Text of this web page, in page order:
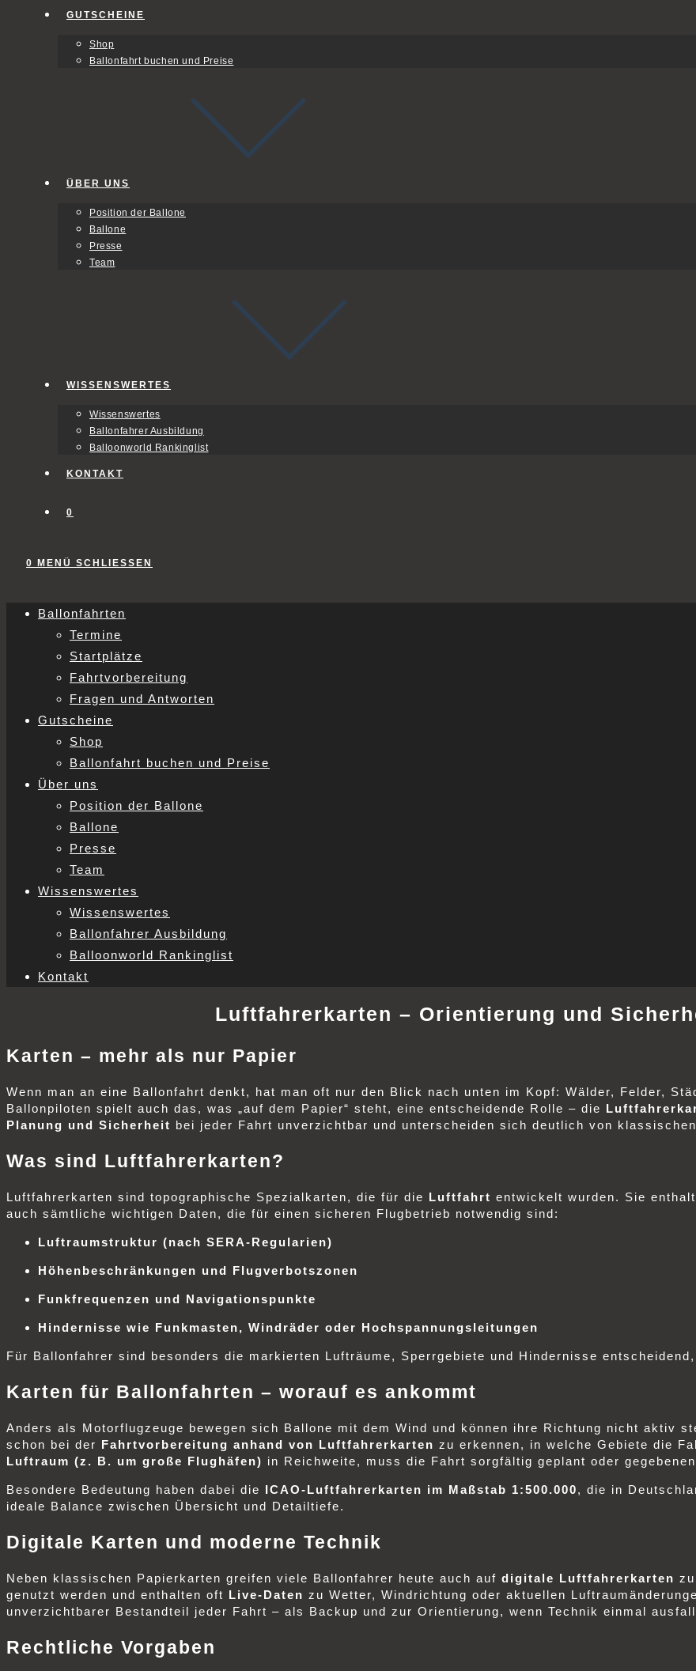
GUTSCHEINE
Shop
Ballonfahrt buchen und Preise
ÜBER UNS
Position der Ballone
Ballone
Presse
Team
WISSENSWERTES
Wissenswertes
Ballonfahrer Ausbildung
Balloonworld Rankinglist
KONTAKT
0
0 MENÜ SCHLIESSEN
Ballonfahrten
Termine
Startplätze
Fahrtvorbereitung
Fragen und Antworten
Gutscheine
Shop
Ballonfahrt buchen und Preise
Über uns
Position der Ballone
Ballone
Presse
Team
Wissenswertes
Wissenswertes
Ballonfahrer Ausbildung
Balloonworld Rankinglist
Kontakt
Luftfahrerkarten – Orientierung und
Karten – mehr als nur Papier
Wenn man an eine Ballonfahrt denkt, hat man oft nur den Blick nach unten im Kopf: Wälder, Felder,
Ballonpiloten spielt auch das, was „auf dem Papier“ steht, eine entscheidende Rolle – die
Planung und Sicherheit bei jeder Fahrt unverzichtbar und unterscheiden sich deutlich von
Was sind Luftfahrerkarten?
Luftfahrerkarten sind topographische Spezialkarten, die für die Luftfahrt entwickelt wurden. Sie
auch sämtliche wichtigen Daten, die für einen sicheren Flugbetrieb notwendig sind:
Luftraumstruktur (nach SERA-Regularien)
Höhenbeschränkungen und Flugverbotszonen
Funkfrequenzen und Navigationspunkte
Hindernisse wie Funkmasten, Windräder oder Hochspannungsleitungen
Für Ballonfahrer sind besonders die markierten Lufträume, Sperrgebiete und Hindernisse
Karten für Ballonfahrten – worauf es ankommt
Anders als Motorflugzeuge bewegen sich Ballone mit dem Wind und können ihre Richtung nicht aktiv
schon bei der Fahrtvorbereitung anhand von Luftfahrerkarten zu erkennen, in welche Gebiete die
Luftraum (z. B. um große Flughäfen) in Reichweite, muss die Fahrt sorgfältig geplant oder
Besondere Bedeutung haben dabei die ICAO-Luftfahrerkarten im Maßstab 1:500.000, die in
ideale Balance zwischen Übersicht und Detailtiefe.
Digitale Karten und moderne Technik
Neben klassischen Papierkarten greifen viele Ballonfahrer heute auch auf digitale Luftfahrerkarten
genutzt werden und enthalten oft Live-Daten zu Wetter, Windrichtung oder aktuellen
unverzichtbarer Bestandteil jeder Fahrt – als Backup und zur Orientierung, wenn Technik einmal
Rechtliche Vorgaben